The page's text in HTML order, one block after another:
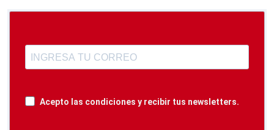
Acepto las condiciones y recibir tus newsletters.